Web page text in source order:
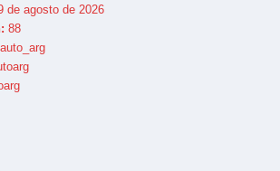
de agosto de 2026
88